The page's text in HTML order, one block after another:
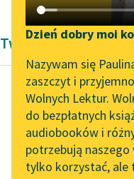
Katalog DAISY
Podkasty o książkach
Aktualności
„Prokurator Alicja Horn”
do słuchania
Byliśmy częścią AI
Lab
Dzień dobry moi
Nazywam się
zaszczyt i
Wolnych Lektur.
do bezpłatnych
audiobooków i
potrzebują
tylko korzystać, ale
Twórczość